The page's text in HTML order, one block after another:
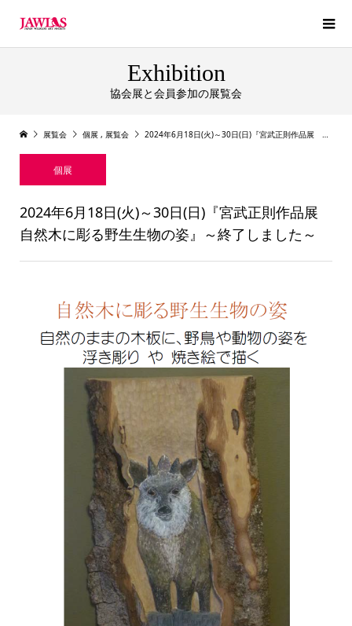
Exhibition
協会展と会員参加の展覧会
展覧会 個展 , 展覧会 2024年6月18日(火)～30日(日)『宮武正則作品展 自然木に彫る野生生物の姿』～終了しました～
個展
2024年6月18日(火)～30日(日)『宮武正則作品展
自然木に彫る野生生物の姿』～終了しました～